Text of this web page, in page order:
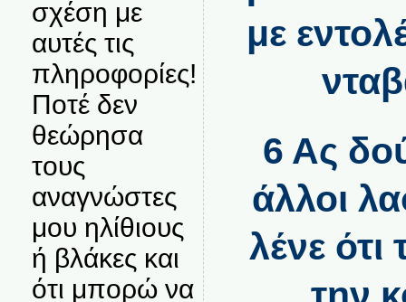
σχέση με
αυτές τις
πληροφορίες!
Ποτέ δεν
θεώρησα
τους
αναγνώστες
μου ηλίθιους
ή βλάκες και
ότι μπορώ να
με
6 Ας
άλλοι
λένε